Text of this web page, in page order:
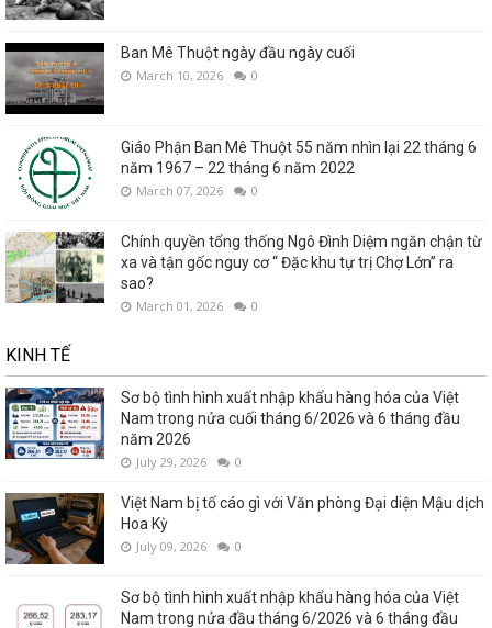
Ban Mê Thuột ngày đầu ngày cuối
March 10, 2026 0
Giáo Phận Ban Mê Thuột 55 năm nhìn lại 22 tháng 6
năm 1967 – 22 tháng 6 năm 2022
March 07, 2026 0
Chính quyền tổng thống Ngô Đình Diệm ngăn chận từ
xa và tận gốc nguy cơ “ Đặc khu tự trị Chợ Lớn” ra
sao?
March 01, 2026 0
KINH TẾ
Sơ bộ tình hình xuất nhập khẩu hàng hóa của Việt
Nam trong nửa cuối tháng 6/2026 và 6 tháng đầu
năm 2026
July 29, 2026 0
Việt Nam bị tố cáo gì với Văn phòng Đại diện Mậu dịch
Hoa Kỳ
July 09, 2026 0
Sơ bộ tình hình xuất nhập khẩu hàng hóa của Việt
Nam trong nửa đầu tháng 6/2026 và 6 tháng đầu